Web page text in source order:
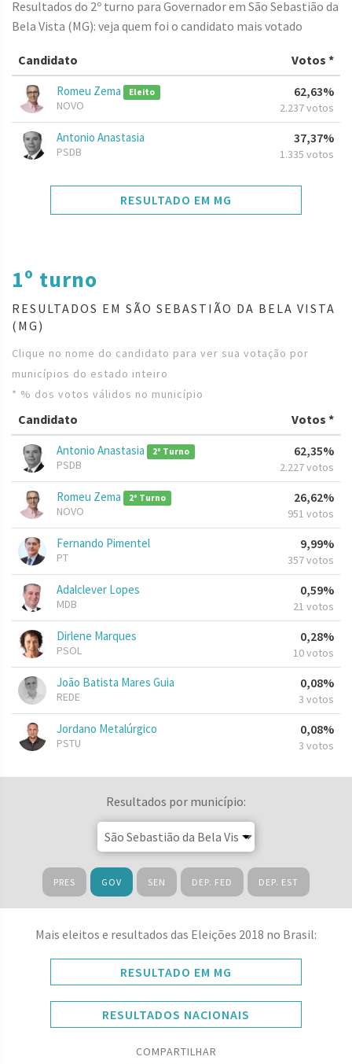
Resultados do 2º turno para Governador em São Sebastião da
Bela Vista (MG): veja quem foi o candidato mais votado
Candidato Votos *
Romeu Zema Eleito
NOVO
62,63%
2.237 votos
Antonio Anastasia
PSDB
37,37%
1.335 votos
RESULTADO EM MG
1º turno
RESULTADOS EM SÃO SEBASTIÃO DA BELA VISTA
(MG)
Clique no nome do candidato para ver sua votação por
municípios do estado inteiro
* % dos votos válidos no município
Candidato Votos *
Antonio Anastasia 2º Turno
PSDB
62,35%
2.227 votos
Romeu Zema 2º Turno
NOVO
26,62%
951 votos
Fernando Pimentel
PT
9,99%
357 votos
Adalclever Lopes
MDB
0,59%
21 votos
Dirlene Marques
PSOL
0,28%
10 votos
João Batista Mares Guia
REDE
0,08%
3 votos
Jordano Metalúrgico
PSTU
0,08%
3 votos
Resultados por município:
PRES GOV SEN DEP. FED DEP. EST
Mais eleitos e resultados das Eleições 2018 no Brasil:
RESULTADO EM MG
RESULTADOS NACIONAIS
COMPARTILHAR